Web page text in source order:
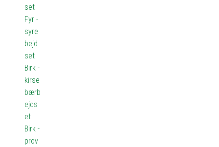
set
Fyr -
syre
bejd
set
Birk -
kirse
bærb
ejds
et
Birk -
prov